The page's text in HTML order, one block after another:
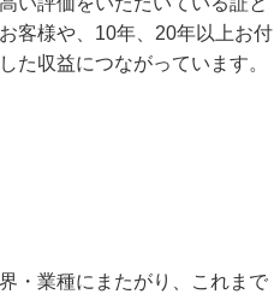
客様や、10年、20年以上お付
た収益につながっています。
・業種にまたがり、これまで